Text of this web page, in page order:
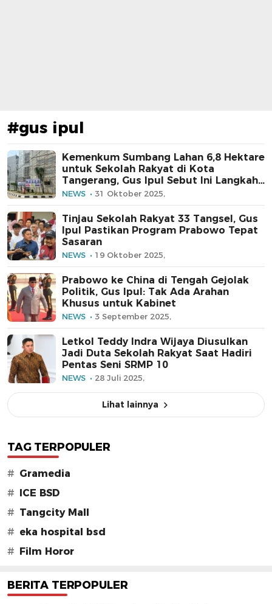
#gus ipul
Kemenkum Sumbang Lahan 6,8 Hektare
untuk Sekolah Rakyat di Kota
Tangerang, Gus Ipul Sebut Ini Langkah
Luar Biasa!
NEWS 31 Oktober 2025,
Tinjau Sekolah Rakyat 33 Tangsel, Gus
Ipul Pastikan Program Prabowo Tepat
Sasaran
NEWS 19 Oktober 2025,
Prabowo ke China di Tengah Gejolak
Politik, Gus Ipul: Tak Ada Arahan
Khusus untuk Kabinet
NEWS 3 September 2025,
Letkol Teddy Indra Wijaya Diusulkan
Jadi Duta Sekolah Rakyat Saat Hadiri
Pentas Seni SRMP 10
NEWS 28 Juli 2025,
Lihat lainnya
TAG TERPOPULER
# Gramedia
#
ICE BSD
# Tangcity Mall
# eka hospital bsd
#
Film Horor
BERITA TERPOPULER